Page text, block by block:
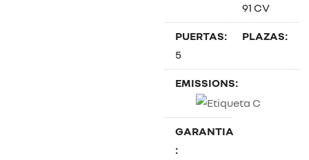
91 CV
PUERTAS:
5
PLAZAS:
EMISSIONS:
GARANTIA
: